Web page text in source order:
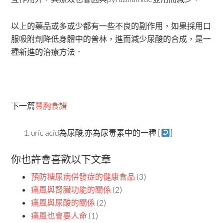
以上的藥品或多或少都有一些不良的副作用，如果採用口
服吸附劑降低身體中的普林，進而減少尿酸的合成，是一
種新進的治療方法．
下一篇豐胸食譜
uric acid為尿酸,亦為尿毒素中的一種 [ ]
你也許會喜歡以下文章
預防糖尿病併發症的健康食品 (3)
痛風與腎臟功能的關係 (2)
痛風與尿酸的關係 (2)
痛風也會要人命 (1)